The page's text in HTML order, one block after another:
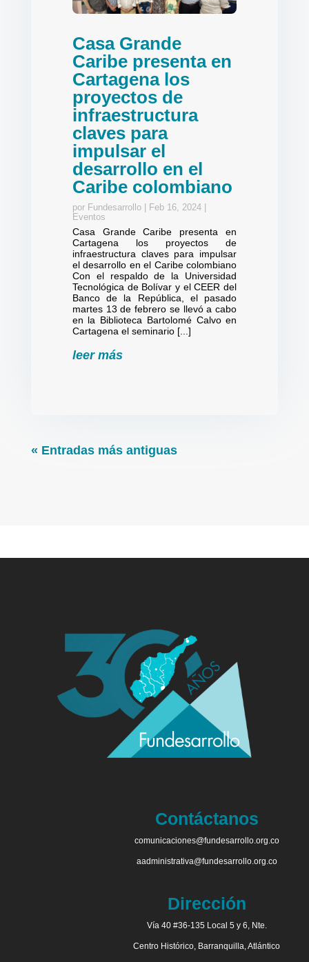
Casa Grande
Caribe presenta en
Cartagena los
proyectos de
infraestructura
claves para
impulsar el
desarrollo en el
Caribe colombiano
por Fundesarrollo| Feb 16, 2024|
Eventos
Casa Grande Caribe presenta en
Cartagena los proyectos de
infraestructura claves para impulsar
el desarrollo en el Caribe colombiano
Con el respaldo de la Universidad
Tecnológica de Bolívar y el CEER del
Banco de la República, el pasado
martes 13 de febrero se llevó a cabo
en la Biblioteca Bartolomé Calvo en
Cartagena el seminario [...]
leer más
« Entradas más antiguas
Contáctanos
comunicaciones@fundesarrollo.org.co
aadministrativa@fundesarrollo.org.co
Dirección
Vía 40 #36-135 Local 5 y 6, Nte.
Centro Histórico, Barranquilla, Atlántico